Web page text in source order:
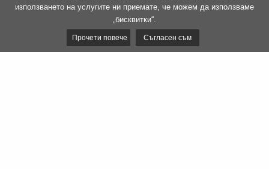
използването на услугите ни приемате, че можем да използваме
„бисквитки“.
Прочети повече Съгласен съм